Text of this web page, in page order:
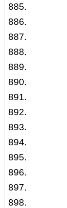
885.
886.
887.
888.
889.
890.
891.
892.
893.
894.
895.
896.
897.
898.